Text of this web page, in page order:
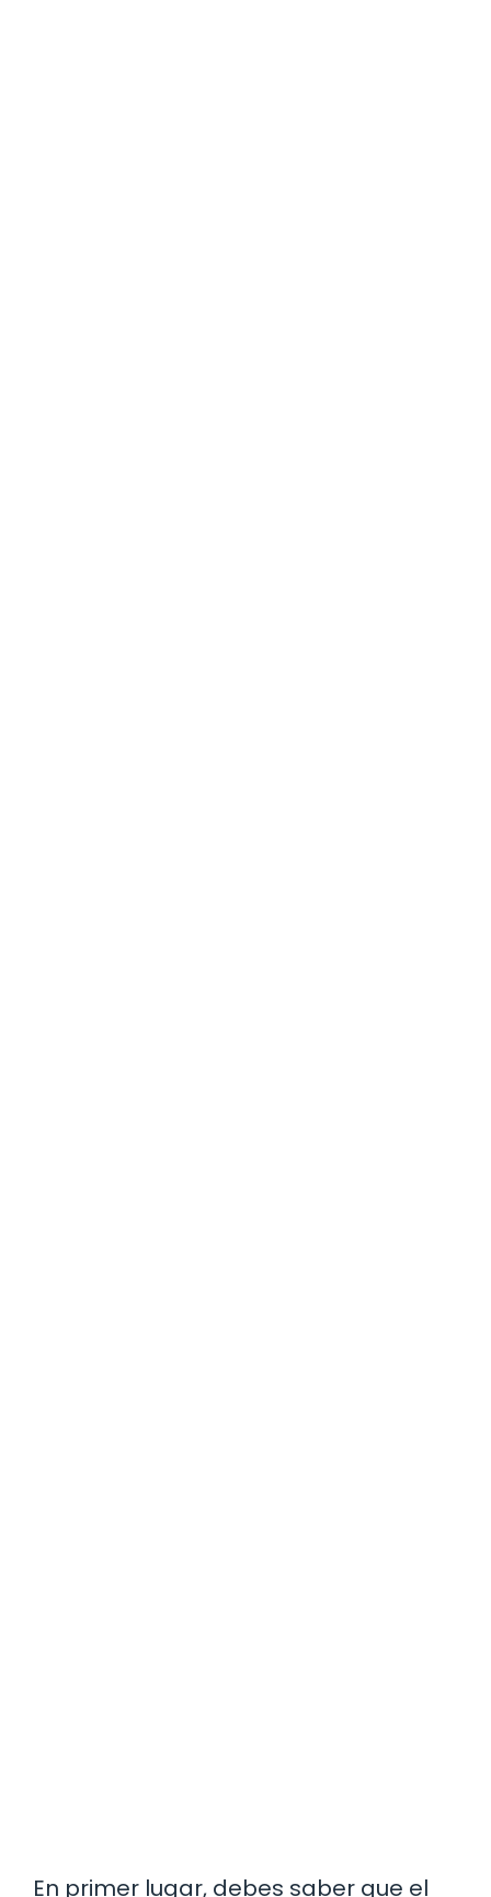
En primer lugar, debes saber que el